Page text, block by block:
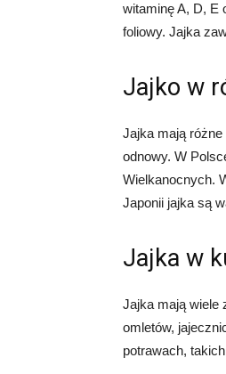
witaminę A, D, E
foliowy. Jajka
Jajko w
Jajka mają
odnowy. W
Wielkanocnych.
Japonii jajka są
Jajka w
Jajka mają wiele
omletów,
potrawach,